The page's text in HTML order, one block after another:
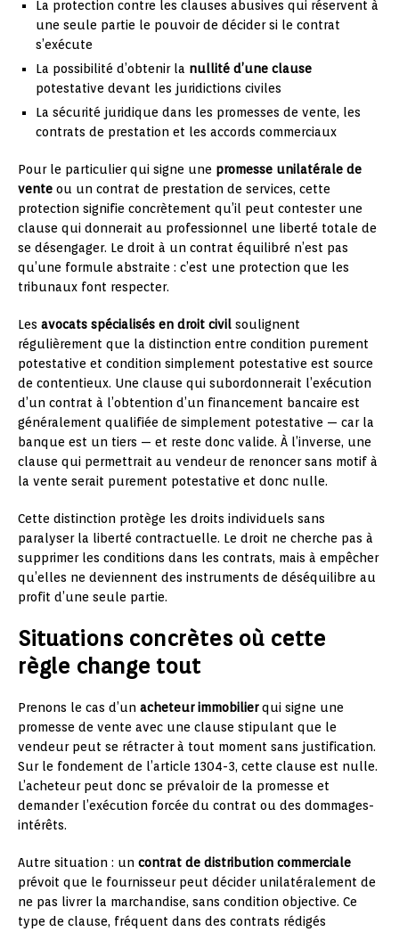
La protection contre les clauses abusives qui réservent à
une seule partie le pouvoir de décider si le contrat
s’exécute
La possibilité d’obtenir la nullité d’une clause
potestative devant les juridictions civiles
La sécurité juridique dans les promesses de vente, les
contrats de prestation et les accords commerciaux
Pour le particulier qui signe une promesse unilatérale de
vente ou un contrat de prestation de services, cette
protection signifie concrètement qu’il peut contester une
clause qui donnerait au professionnel une liberté totale de
se désengager. Le droit à un contrat équilibré n’est pas
qu’une formule abstraite : c’est une protection que les
tribunaux font respecter.
Les avocats spécialisés en droit civil soulignent
régulièrement que la distinction entre condition purement
potestative et condition simplement potestative est source
de contentieux. Une clause qui subordonnerait l’exécution
d’un contrat à l’obtention d’un financement bancaire est
généralement qualifiée de simplement potestative — car la
banque est un tiers — et reste donc valide. À l’inverse, une
clause qui permettrait au vendeur de renoncer sans motif à
la vente serait purement potestative et donc nulle.
Cette distinction protège les droits individuels sans
paralyser la liberté contractuelle. Le droit ne cherche pas à
supprimer les conditions dans les contrats, mais à empêcher
qu’elles ne deviennent des instruments de déséquilibre au
profit d’une seule partie.
Situations concrètes où cette
règle change tout
Prenons le cas d’un acheteur immobilierqui signe une
promesse de vente avec une clause stipulant que le
vendeur peut se rétracter à tout moment sans justification.
Sur le fondement de l’article 1304-3, cette clause est nulle.
L’acheteur peut donc se prévaloir de la promesse et
demander l’exécution forcée du contrat ou des dommages-
intérêts.
Autre situation : un contrat de distribution commerciale
prévoit que le fournisseur peut décider unilatéralement de
ne pas livrer la marchandise, sans condition objective. Ce
type de clause, fréquent dans des contrats rédigés